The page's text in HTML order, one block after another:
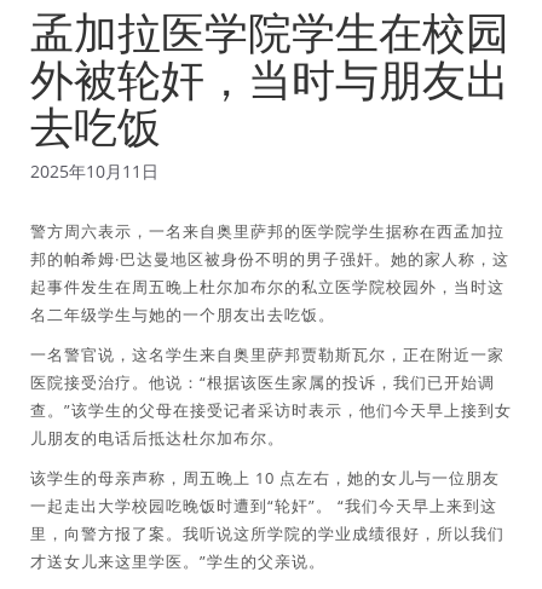
孟加拉医学院学生在校园
外被轮奸，当时与朋友出
去吃饭
2025年10月11日
警方周六表示，一名来自奥里萨邦的医学院学生据称在西孟加拉
邦的帕希姆·巴达曼地区被身份不明的男子强奸。她的家人称，这
起事件发生在周五晚上杜尔加布尔的私立医学院校园外，当时这
名二年级学生与她的一个朋友出去吃饭。
一名警官说，这名学生来自奥里萨邦贾勒斯瓦尔，正在附近一家
医院接受治疗。他说：“根据该医生家属的投诉，我们已开始调
查。”该学生的父母在接受记者采访时表示，他们今天早上接到女
儿朋友的电话后抵达杜尔加布尔。
该学生的母亲声称，周五晚上 10 点左右，她的女儿与一位朋友
一起走出大学校园吃晚饭时遭到“轮奸”。 “我们今天早上来到这
里，向警方报了案。我听说这所学院的学业成绩很好，所以我们
才送女儿来这里学医。”学生的父亲说。